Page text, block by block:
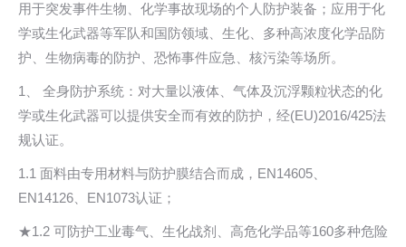
用于突发事件生物、化学事故现场的个人防护装备；应用于化
学或生化武器等军队和国防领域、生化、多种高浓度化学品防
护、生物病毒的防护、恐怖事件应急、核污染等场所。
1、 全身防护系统：对大量以液体、气体及沉浮颗粒状态的化
学或生化武器可以提供安全而有效的防护，经(EU)2016/425法
规认证。
1.1 面料由专用材料与防护膜结合而成，EN14605、
EN14126、EN1073认证；
★1.2 可防护工业毒气、生化战剂、高危化学品等160多种危险